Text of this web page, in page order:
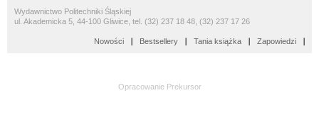
Wydawnictwo Politechniki Śląskiej
ul. Akademicka 5, 44-100 Gliwice, tel. (32) 237 18 48, (32) 237 17 26
Nowości Bestsellery Tania książka Zapowiedzi
Opracowanie Prekursor